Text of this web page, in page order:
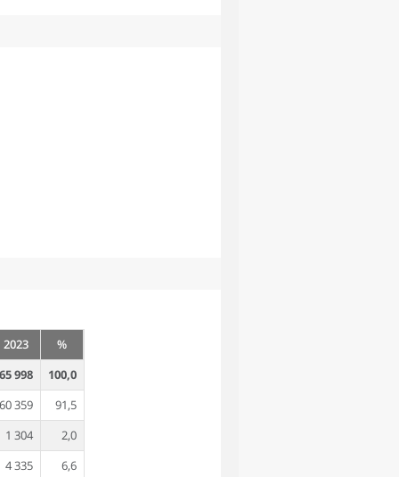
2023
%
998
100,0
359
91,5
1 304
2,0
4 335
6,6